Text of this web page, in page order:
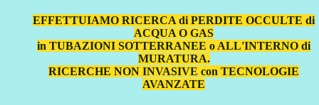
EFFETTUIAMO RICERCA di PERDITE OCCULTE di
ACQUA O GAS
in TUBAZIONI SOTTERRANEE o ALL'INTERNO di
MURATURA.
RICERCHE NON INVASIVE con TECNOLOGIE
AVANZATE